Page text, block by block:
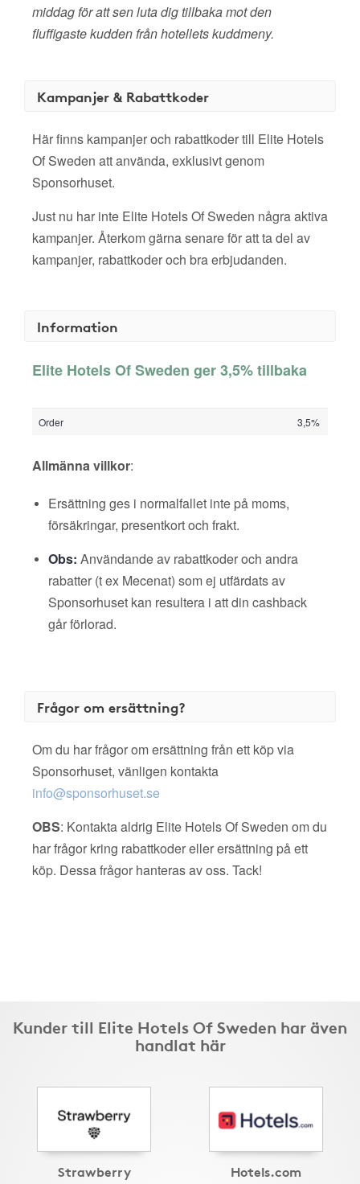
middag för att sen luta dig tillbaka mot den
fluffigaste kudden från hotellets kuddmeny.
Kampanjer & Rabattkoder
Här finns kampanjer och rabattkoder till Elite Hotels
Of Sweden att använda, exklusivt genom
Sponsorhuset.
Just nu har inte Elite Hotels Of Sweden några aktiva
kampanjer. Återkom gärna senare för att ta del av
kampanjer, rabattkoder och bra erbjudanden.
Information
Elite Hotels Of Sweden ger 3,5% tillbaka
Order 3,5%
Allmänna villkor:
Ersättning ges i normalfallet inte på moms,
försäkringar, presentkort och frakt.
Obs: Användande av rabattkoder och andra
rabatter (t ex Mecenat) som ej utfärdats av
Sponsorhuset kan resultera i att din cashback
går förlorad.
Frågor om ersättning?
Om du har frågor om ersättning från ett köp via
Sponsorhuset, vänligen kontakta
info@sponsorhuset.se
OBS: Kontakta aldrig Elite Hotels Of Sweden om du
har frågor kring rabattkoder eller ersättning på ett
köp. Dessa frågor hanteras av oss. Tack!
Kunder till Elite Hotels Of Sweden har även
handlat här
Strawberry Hotels.com